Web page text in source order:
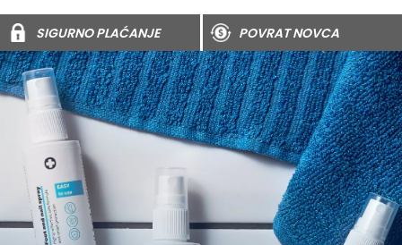
SIGURNO PLAĆANJE POVRAT NOVCA